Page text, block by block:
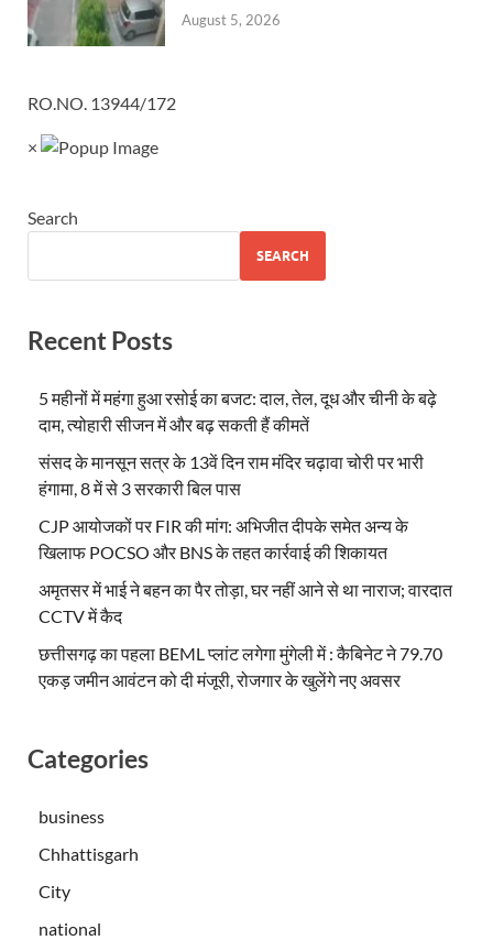
August 5, 2026
RO.NO. 13944/172
×
Search
SEARCH
Recent Posts
5 महीनों में महंगा हुआ रसोई का बजट: दाल, तेल, दूध और चीनी के बढ़े
दाम, त्योहारी सीजन में और बढ़ सकती हैं कीमतें
संसद के मानसून सत्र के 13वें दिन राम मंदिर चढ़ावा चोरी पर भारी
हंगामा, 8 में से 3 सरकारी बिल पास
CJP आयोजकों पर FIR की मांग: अभिजीत दीपके समेत अन्य के
खिलाफ POCSO और BNS के तहत कार्रवाई की शिकायत
अमृतसर में भाई ने बहन का पैर तोड़ा, घर नहीं आने से था नाराज; वारदात
CCTV में कैद
छत्तीसगढ़ का पहला BEML प्लांट लगेगा मुंगेली में : कैबिनेट ने 79.70
एकड़ जमीन आवंटन को दी मंजूरी, रोजगार के खुलेंगे नए अवसर
Categories
business
Chhattisgarh
City
national